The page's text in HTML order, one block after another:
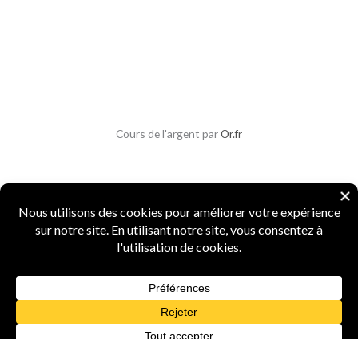
Cours de l'argent parOr.fr
Copyright © 2026 Parlons Monnaies
Mentions légales|CGV|CGU|Confidentialité|Sécurité
Numismate professionnel · 4 ans d'expertise · Marque INPIFR5156987 ·
Spécialiste monnaies anciennes et métaux
précieux
Powered by Parlons Monnaies